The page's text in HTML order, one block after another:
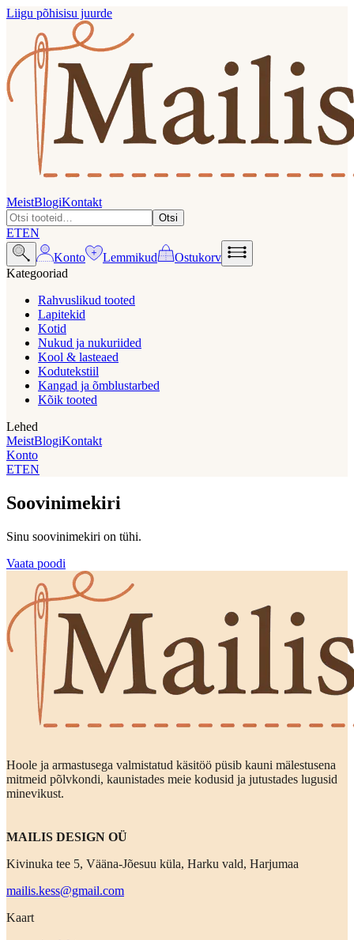
Liigu põhisisu juurde
MeistBlogiKontakt
Otsi
ETEN
Konto
Lemmikud
Ostukorv
Kategooriad
Rahvuslikud tooted
Lapitekid
Kotid
Nukud ja nukuriided
Kool & lasteaed
Kodutekstiil
Kangad ja õmblustarbed
Kõik tooted
Lehed
MeistBlogiKontakt
Konto
ETEN
Soovinimekiri
Sinu soovinimekiri on tühi.
Vaata poodi
Hoole ja armastusega valmistatud käsitöö püsib kauni mälestusena
mitmeid põlvkondi, kaunistades meie kodusid ja jutustades lugusid
minevikust.
MAILIS DESIGN OÜ
Kivinuka tee 5, Vääna-Jõesuu küla, Harku vald, Harjumaa
mailis.kess@gmail.com
Kaart